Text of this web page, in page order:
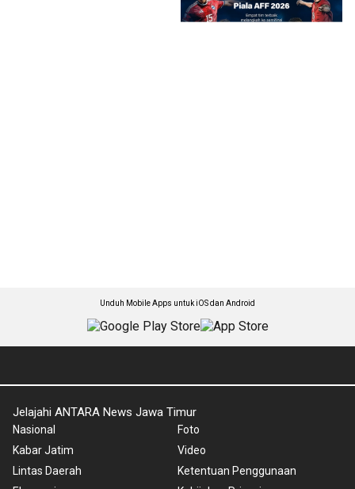
Unduh Mobile Apps untuk iOS dan Android
Jelajahi ANTARA News Jawa Timur
Nasional
Kabar Jatim
Lintas Daerah
Foto
Video
Ketentuan Penggunaan